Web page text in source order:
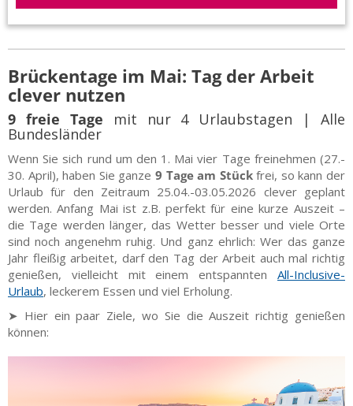
Brückentage im Mai: Tag der Arbeit
clever nutzen
9 freie Tage mit nur 4 Urlaubstagen | Alle
Bundesländer
Wenn Sie sich rund um den 1. Mai vier Tage freinehmen (27.-
30. April), haben Sie ganze 9 Tage am Stückfrei, so kann der
Urlaub für den Zeitraum 25.04.-03.05.2026 clever geplant
werden. Anfang Mai ist z.B. perfekt für eine kurze Auszeit –
die Tage werden länger, das Wetter besser und viele Orte
sind noch angenehm ruhig. Und ganz ehrlich: Wer das ganze
Jahr fleißig arbeitet, darf den Tag der Arbeit auch mal richtig
genießen, vielleicht mit einem entspannten All-Inclusive-
Urlaub, leckerem Essen und viel Erholung.
➤ Hier ein paar Ziele, wo Sie die Auszeit richtig genießen
können: